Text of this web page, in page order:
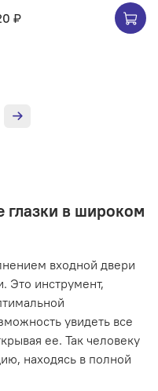
₽
глазки в широком
входной двери
Это инструмент,
увидеть все
ее. Так человеку
находясь в полной